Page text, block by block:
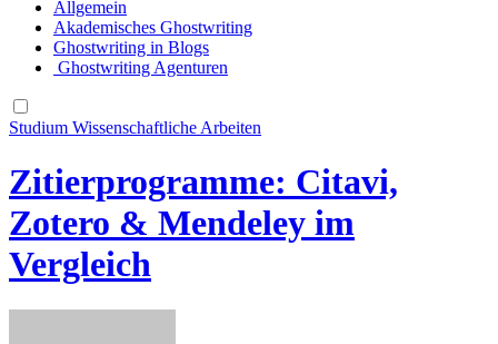
Allgemein
Akademisches Ghostwriting
Ghostwriting in Blogs
Ghostwriting Agenturen
Studium Wissenschaftliche Arbeiten
Zitierprogramme: Citavi,
Zotero & Mendeley im
Vergleich